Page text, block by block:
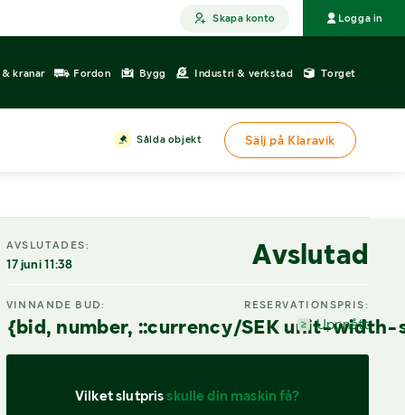
Skapa konto Logga in
kranar Fordon Bygg Industri & verkstad Torget
Sålda objekt Sälj på Klaravik
AVSLUTADES:
17 juni 11:38 Avslutad
VINNANDE BUD:
{bid, number, ::currency/SEK unit-
RESERVATIONSPRIS:
Uppnått
Vilket slutpris skulle din maskin få?